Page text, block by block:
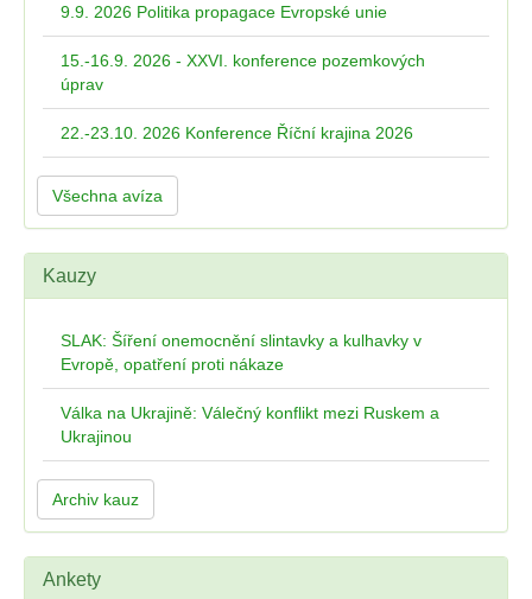
9.9. 2026 Politika propagace Evropské unie
15.-16.9. 2026 - XXVI. konference pozemkových
úprav
22.-23.10. 2026 Konference Říční krajina 2026
Všechna avíza
Kauzy
SLAK: Šíření onemocnění slintavky a kulhavky v
Evropě, opatření proti nákaze
Válka na Ukrajině: Válečný konflikt mezi Ruskem a
Ukrajinou
Archiv kauz
Ankety